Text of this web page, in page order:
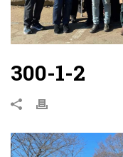
300-1-2